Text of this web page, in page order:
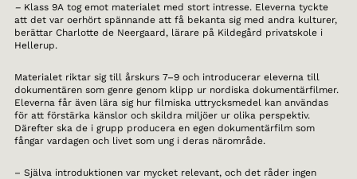
– Klass 9A tog emot materialet med stort intresse. Eleverna tyckte
att det var oerhört spännande att få bekanta sig med andra kulturer,
berättar Charlotte de Neergaard, lärare på Kildegård privatskole i
Hellerup.
Materialet riktar sig till årskurs 7–9 och introducerar eleverna till
dokumentären som genre genom klipp ur nordiska dokumentärfilmer.
Eleverna får även lära sig hur filmiska uttrycksmedel kan användas
för att förstärka känslor och skildra miljöer ur olika perspektiv.
Därefter ska de i grupp producera en egen dokumentärfilm som
fångar vardagen och livet som ung i deras närområde.
– Själva introduktionen var mycket relevant, och det råder ingen